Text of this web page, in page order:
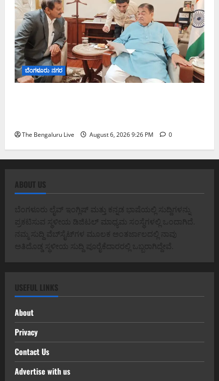
ಬೆಂಗಳೂರು ನಗರ
The Bengaluru Live August 6, 2026 9:26 PM 0
ABOUT US
ಬೆಂಗಳೂರು ಲೈವ್ ಇಂಗ್ಲಿಷ್ ಮತ್ತು ಕನ್ನಡ ಭಾಷೆಯಲ್ಲಿ ಸುದ್ದಿಗಳನ್ನು
ಪ್ರಕಟಿಸುವ ಸ್ಥಳೀಯ ಡಿಜಿಟಲ್ ಮಾಧ್ಯಮ ಸಂಸ್ಥೆಗಳಲ್ಲಿ ಒಂದಾಗಿದೆ.
ನಮ್ಮ ಸುದ್ದಿ ವೆಬ್‌ಸೈಟ್‌ಗಳ ಮೂಲಕ ಅಂತರ್ಜಾಲದಲ್ಲಿ ನಾವು
ಅತಿದೊಡ್ಡ ಸ್ಥಳೀಯ ಸುದ್ದಿ ಪೂರೈಕೆದಾರರಲ್ಲಿ ಒಬ್ಬರಾಗಿದ್ದೇವೆ.
USEFUL LINKS
About
Privacy
Contact Us
Advertise with us